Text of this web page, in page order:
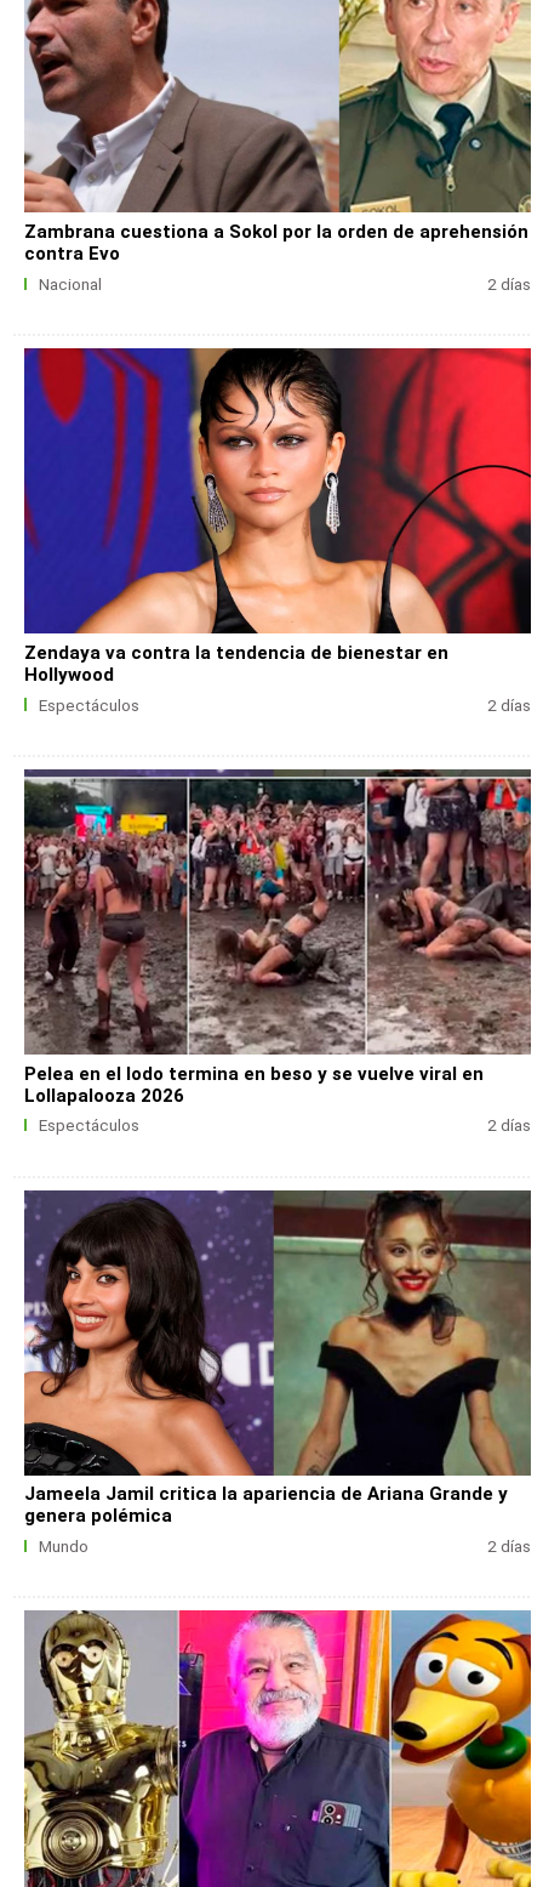
Zambrana cuestiona a Sokol por la orden de aprehensión
contra Evo
Nacional 2 días
Zendaya va contra la tendencia de bienestar en
Hollywood
Espectáculos 2 días
Pelea en el lodo termina en beso y se vuelve viral en
Lollapalooza 2026
Espectáculos 2 días
Jameela Jamil critica la apariencia de Ariana Grande y
genera polémica
Mundo 2 días